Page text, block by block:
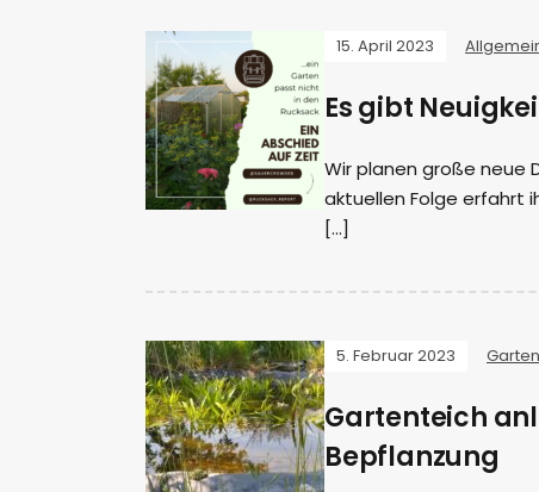
15. April 2023
Es gibt
Wir planen große neue
aktuellen Folge erfahrt
[…]
5. Februar 2023 Garten
Gartenteich
Bepflanzung